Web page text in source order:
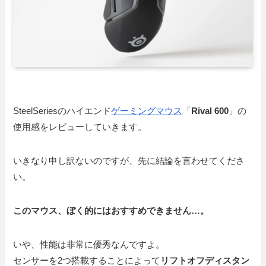
SteelSeriesのハイエンドゲーミングマウス 「Rival 600 」の
使用感をレビューしていきます。
いきなり申し訳ないのですが、先に結論を言わせてくださ
い。
このマウス、ぼく的にはおすすめできません…。
いや、性能は非常に優秀なんですよ。
センサーを2つ搭載することによって リフトオフディスタン